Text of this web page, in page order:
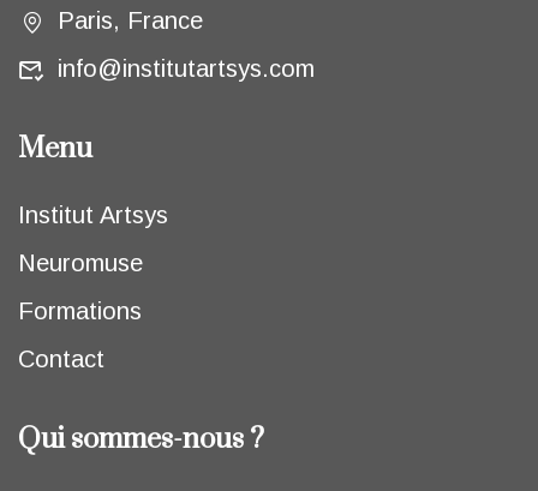
Paris, France
info@institutartsys.com
Menu
Institut Artsys
Neuromuse
Formations
Contact
Qui sommes-nous ?